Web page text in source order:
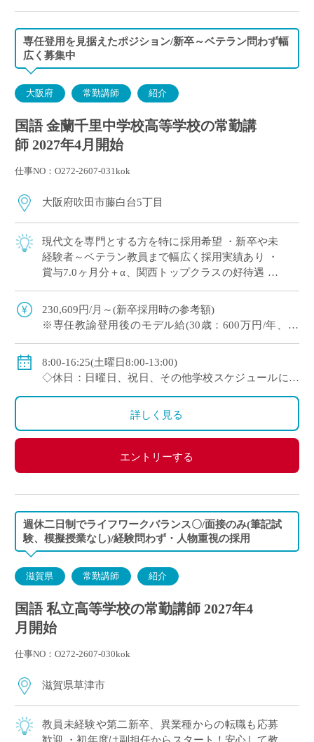
専任登用を見据えたポジション/新卒～ベテラン問わず幅
広く募集中
大阪府 常勤講師 紹介
国語 金蘭千里中学校高等学校の常勤講
師 2027年4月開始
仕事NO：O272-2607-031kok
大阪府吹田市藤白台5丁目
現代文を専門とする方を特に採用希望 ・新卒や未
経験者～ベテラン教員まで幅広く採用実績あり ・
賞与7.0ヶ月分＋α、関西トップクラスの好待遇 ・
・1クラス30名の少人数授業、 […]
230,609円/月～(新卒採用時の参考額)
※専任教諭登用後のモデル給(30歳：600万円/年、35
◇賞与：有(7.0ヶ月分＋α ※過去実績)
◇手当：各種有
◇保険：私学共済、雇用保険、労災保険
8:00-16:25(土曜日8:00-13:00)
◇休日：日曜日、祝日、その他学校スケジュールによ
詳しく見る
エントリーする
週休二日制でライフワークバランス〇/面接のみ(筆記試
験、模擬授業なし)/経験問わず・人物重視の採用
滋賀県 常勤講師 紹介
国語 私立高等学校の常勤講師 2027年4
月開始
仕事NO：O272-2607-030kok
滋賀県草津市
教員未経験や第二新卒、異業種からの転職も応募